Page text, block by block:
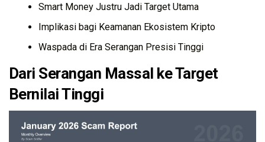
Smart Money Justru Jadi Target Utama
Implikasi bagi Keamanan Ekosistem Kripto
Waspada di Era Serangan Presisi Tinggi
Dari Serangan Massal ke Target
Bernilai Tinggi